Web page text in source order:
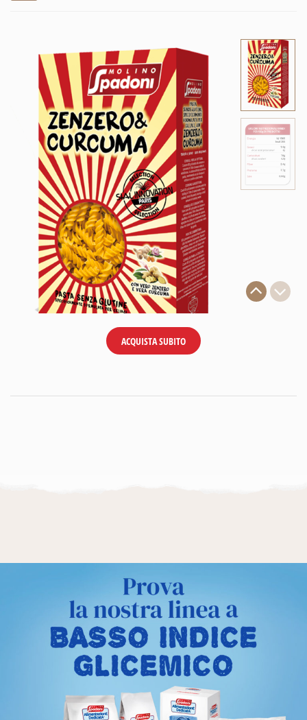
ACQUISTA SUBITO